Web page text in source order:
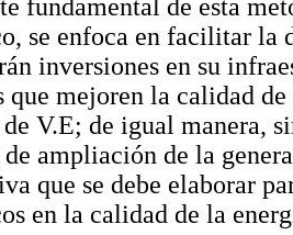
fundamental de esta
se enfoca en facilitar la
inversiones en su
que mejoren la calidad
V.E; de igual manera,
de ampliación de la
que se debe elaborar
en la calidad de la